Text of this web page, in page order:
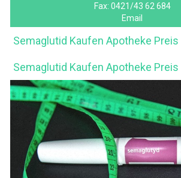
Fax: 0421/43 62 684
Email
Semaglutid Kaufen Apotheke Preis
Semaglutid Kaufen Apotheke Preis